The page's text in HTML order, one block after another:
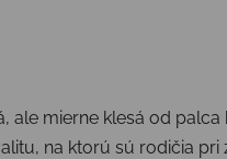
mierne klesá od
na ktorú sú rodičia pri